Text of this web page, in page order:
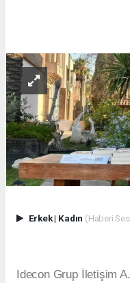
Erkek| Kadın (Haberi
Idecon Grup İletişim